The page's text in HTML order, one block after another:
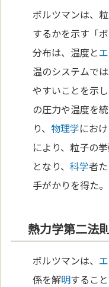
ボルツマンは、
するかを示す「
分布は、温度と
温のシステムで
やすいことを示
の圧力や温度を
り、 物理学にお
により、粒子の
となり、科学者
手がかりを得た。
熱力学第二法
ボルツマンは、
係を解明するこ